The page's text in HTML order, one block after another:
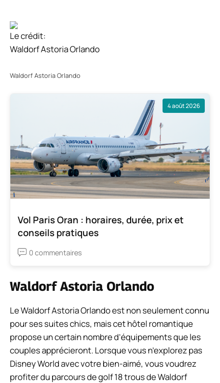
Le crédit:
Waldorf Astoria Orlando
Waldorf Astoria Orlando
4 août 2026
Vol Paris Oran : horaires, durée, prix et
conseils pratiques
0 commentaires
Waldorf Astoria Orlando
Le Waldorf Astoria Orlando est non seulement connu
pour ses suites chics, mais cet hôtel romantique
propose un certain nombre d’équipements que les
couples apprécieront. Lorsque vous n’explorez pas
Disney World avec votre bien-aimé, vous voudrez
profiter du parcours de golf 18 trous de Waldorf